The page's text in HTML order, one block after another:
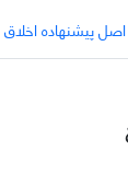
پیشنهاده اخلاق